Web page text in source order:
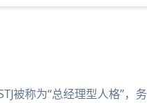
被称为“总经理型人格”，